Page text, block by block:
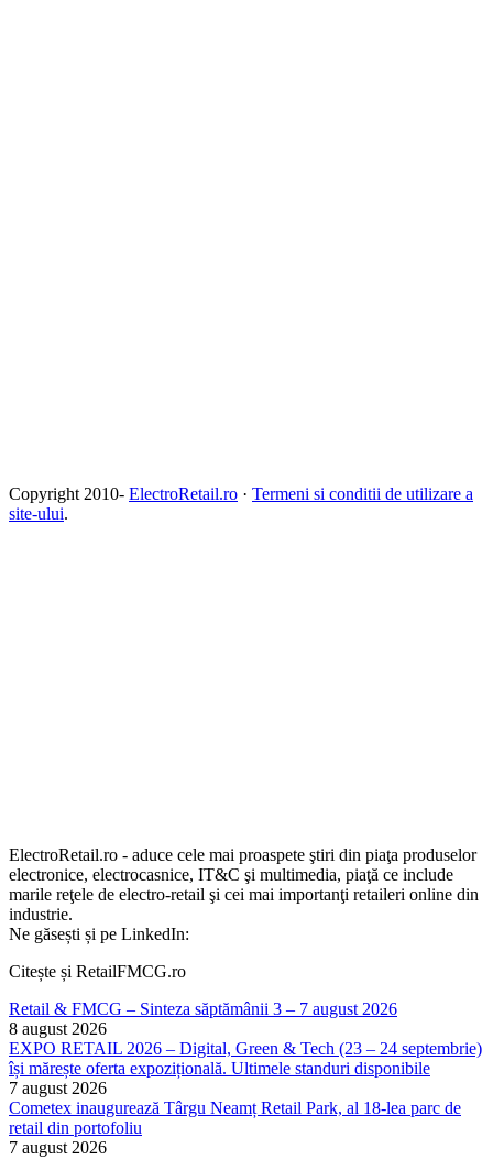
Copyright 2010- ElectroRetail.ro · Termeni si conditii de utilizare a
site-ului.
ElectroRetail.ro - aduce cele mai proaspete ştiri din piaţa produselor
electronice, electrocasnice, IT&C şi multimedia, piaţă ce include
marile reţele de electro-retail şi cei mai importanţi retaileri online din
industrie.
Ne găsești și pe LinkedIn:
Citește și RetailFMCG.ro
Retail & FMCG – Sinteza săptămânii 3 – 7 august 2026
8 august 2026
EXPO RETAIL 2026 – Digital, Green & Tech (23 – 24 septembrie)
își mărește oferta expozițională. Ultimele standuri disponibile
7 august 2026
Cometex inaugurează Târgu Neamț Retail Park, al 18-lea parc de
retail din portofoliu
7 august 2026